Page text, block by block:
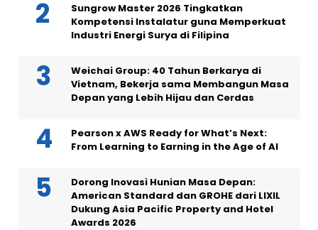
Sungrow Master 2026 Tingkatkan
Kompetensi Instalatur guna Memperkuat
Industri Energi Surya di Filipina
Weichai Group: 40 Tahun Berkarya di
Vietnam, Bekerja sama Membangun Masa
Depan yang Lebih Hijau dan Cerdas
Pearson x AWS Ready for What’s Next:
From Learning to Earning in the Age of AI
Dorong Inovasi Hunian Masa Depan:
American Standard dan GROHE dari LIXIL
Dukung Asia Pacific Property and Hotel
Awards 2026